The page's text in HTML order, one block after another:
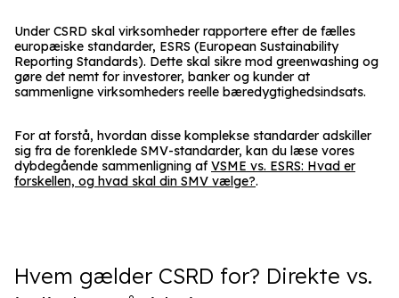
Under CSRD skal virksomheder rapportere efter de fælles
europæiske standarder, ESRS (European Sustainability
Reporting Standards). Dette skal sikre mod greenwashing og
gøre det nemt for investorer, banker og kunder at
sammenligne virksomheders reelle bæredygtighedsindsats.
For at forstå, hvordan disse komplekse standarder adskiller
sig fra de forenklede SMV-standarder, kan du læse vores
dybdegående sammenligning afVSME vs. ESRS: Hvad er
forskellen, og hvad skal din SMV vælge?.
Hvem gælder CSRD for? Direkte vs.